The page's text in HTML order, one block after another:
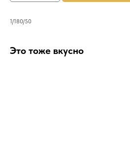
1/180/50
Это тоже вкусно